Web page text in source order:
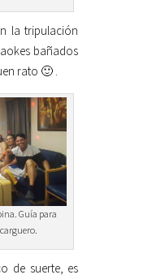
la tripulación
bañados
rato 🙂 .
Guía para
de suerte, es